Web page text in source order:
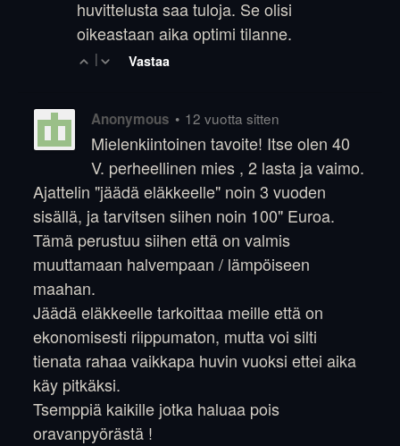
huvittelusta saa tuloja. Se olisi
oikeastaan aika optimi tilanne.
| Vastaa
Anonymous • 12 vuotta sitten
Mielenkiintoinen tavoite! Itse olen 40
V. perheellinen mies , 2 lasta ja vaimo.
Ajattelin "jäädä eläkkeelle" noin 3 vuoden
sisällä, ja tarvitsen siihen noin 100" Euroa.
Tämä perustuu siihen että on valmis
muuttamaan halvempaan / lämpöiseen
maahan.
Jäädä eläkkeelle tarkoittaa meille että on
ekonomisesti riippumaton, mutta voi silti
tienata rahaa vaikkapa huvin vuoksi ettei aika
käy pitkäksi.
Tsemppiä kaikille jotka haluaa pois
oravanpyörästä !